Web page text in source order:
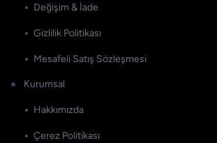
Değişim & İade
Gizlilik Politikası
Mesafeli Satış Sözleşmesi
Kurumsal
Hakkımızda
Çerez Politikası